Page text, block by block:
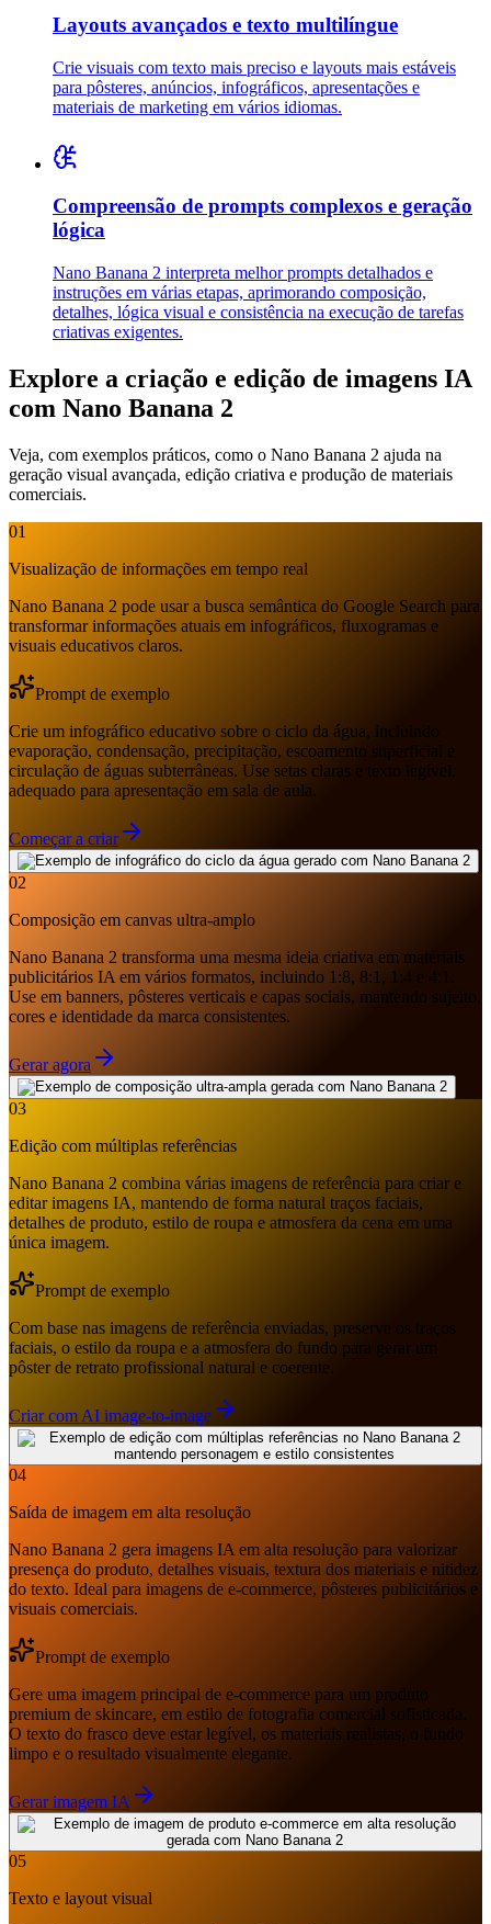
Layouts avançados e texto multilíngue
Crie visuais com texto mais preciso e layouts mais estáveis
para pôsteres, anúncios, infográficos, apresentações e
materiais de marketing em vários idiomas.
Compreensão de prompts complexos e geração
lógica
Nano Banana 2 interpreta melhor prompts detalhados e
instruções em várias etapas, aprimorando composição,
detalhes, lógica visual e consistência na execução de tarefas
criativas exigentes.
Explore a criação e edição de imagens IA
com Nano Banana 2
Veja, com exemplos práticos, como o Nano Banana 2 ajuda na
geração visual avançada, edição criativa e produção de materiais
comerciais.
01
Visualização de informações em tempo real
Nano Banana 2 pode usar a busca semântica do Google Search para
transformar informações atuais em infográficos, fluxogramas e
visuais educativos claros.
Prompt de exemplo
Crie um infográfico educativo sobre o ciclo da água, incluindo
evaporação, condensação, precipitação, escoamento superficial e
circulação de águas subterrâneas. Use setas claras e texto legível,
adequado para apresentação em sala de aula.
Começar a criar
02
Composição em canvas ultra-amplo
Nano Banana 2 transforma uma mesma ideia criativa em materiais
publicitários IA em vários formatos, incluindo 1:8, 8:1, 1:4 e 4:1.
Use em banners, pôsteres verticais e capas sociais, mantendo sujeito,
cores e identidade da marca consistentes.
Gerar agora
03
Edição com múltiplas referências
Nano Banana 2 combina várias imagens de referência para criar e
editar imagens IA, mantendo de forma natural traços faciais,
detalhes de produto, estilo de roupa e atmosfera da cena em uma
única imagem.
Prompt de exemplo
Com base nas imagens de referência enviadas, preserve os traços
faciais, o estilo da roupa e a atmosfera do fundo para gerar um
pôster de retrato profissional natural e coerente.
Criar com AI image-to-image
04
Saída de imagem em alta resolução
Nano Banana 2 gera imagens IA em alta resolução para valorizar
presença do produto, detalhes visuais, textura dos materiais e nitidez
do texto. Ideal para imagens de e-commerce, pôsteres publicitários e
visuais comerciais.
Prompt de exemplo
Gere uma imagem principal de e-commerce para um produto
premium de skincare, em estilo de fotografia comercial sofisticada.
O texto do frasco deve estar legível, os materiais realistas, o fundo
limpo e o resultado visualmente elegante.
Gerar imagem IA
05
Texto e layout visual